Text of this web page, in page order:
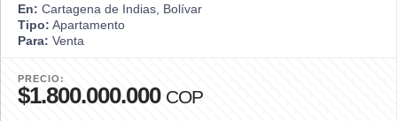
En: Cartagena de Indias, Bolívar
Tipo: Apartamento
Para: Venta
PRECIO:
$1.800.000.000 COP